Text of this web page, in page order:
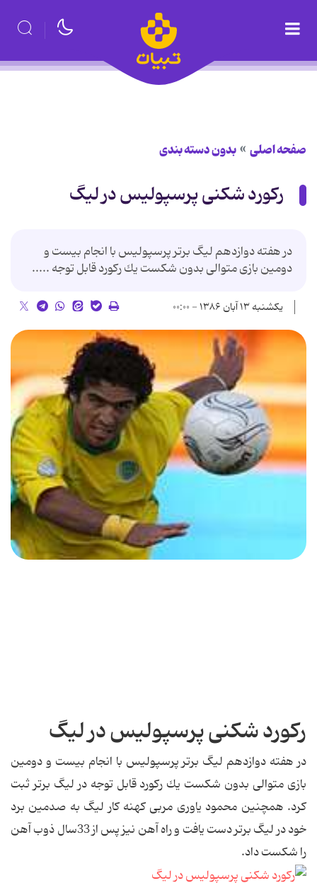
صفحه اصلی بدون دسته بندی
رکورد شکنی پرسپولیس در لیگ
در هفته دوازدهم لیگ برتر پرسپولیس با انجام بیست و
دومین بازى متوالى بدون شكست یك ركورد قابل توجه .....
یکشنبه ۱۳ آبان ۱۳۸۶ - ۰۰:۰۰
رکورد شکنی پرسپولیس در لیگ
در هفته دوازدهم لیگ برتر پرسپولیس با انجام بیست و دومین
بازى متوالى بدون شكست یك ركورد قابل توجه در لیگ برتر ثبت
كرد. همچنین محمود یاورى مربى كهنه كار لیگ به صدمین برد
خود در لیگ برتر دست یافت و راه آهن نیز پس از 33سال ذوب آهن
را شكست داد.